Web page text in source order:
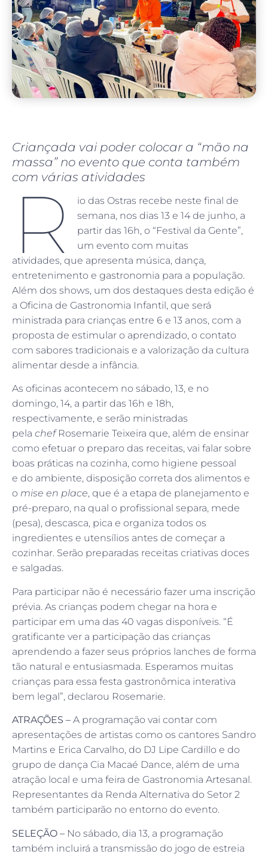
Criançada vai poder colocar a “mão na
massa” no evento que conta também
com várias atividades
R
io das Ostras recebe neste final de
semana, nos dias 13 e 14 de junho, a
partir das 16h, o “Festival da Gente”,
um evento com muitas
atividades, que apresenta música, dança,
entretenimento e gastronomia para a população.
Além dos shows, um dos destaques desta edição é
a Oficina de Gastronomia Infantil, que será
ministrada para crianças entre 6 e 13 anos, com a
proposta de estimular o aprendizado, o contato
com sabores tradicionais e a valorização da cultura
alimentar desde a infância.
As oficinas acontecem no sábado, 13, e no
domingo, 14, a partir das 16h e 18h,
respectivamente, e serão ministradas
pela chefRosemarie Teixeira que, além de ensinar
como efetuar o preparo das receitas, vai falar sobre
boas práticas na cozinha, como higiene pessoal
e do ambiente, disposição correta dos alimentos e
o mise en place, que é a etapa de planejamento e
pré-preparo, na qual o profissional separa, mede
(pesa), descasca, pica e organiza todos os
ingredientes e utensílios antes de começar a
cozinhar. Serão preparadas receitas criativas doces
e salgadas.
Para participar não é necessário fazer uma inscrição
prévia. As crianças podem chegar na hora e
participar em uma das 40 vagas disponíveis. “É
gratificante ver a participação das crianças
aprendendo a fazer seus próprios lanches de forma
tão natural e entusiasmada. Esperamos muitas
crianças para essa festa gastronômica interativa
bem legal”, declarou Rosemarie.
ATRAÇÕES – A programação vai contar com
apresentações de artistas como os cantores Sandro
Martins e Erica Carvalho, do DJ Lipe Cardillo e do
grupo de dança Cia Macaé Dance, além de uma
atração local e uma feira de Gastronomia Artesanal.
Representantes da Renda Alternativa do Setor 2
também participarão no entorno do evento.
SELEÇÃO – No sábado, dia 13, a programação
também incluirá a transmissão do jogo de estreia